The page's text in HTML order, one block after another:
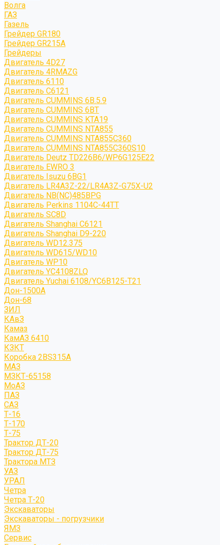
Волга
ГАЗ
Газель
Грейдер GR180
Грейдер GR215A
Грейдеры
Двигатель 4D27
Двигатель 4RMAZG
Двигатель 6110
Двигатель C6121
Двигатель CUMMINS 6B.5.9
Двигатель CUMMINS 6BT
Двигатель CUMMINS KTA19
Двигатель CUMMINS NTA855
Двигатель CUMMINS NTA855C360
Двигатель CUMMINS NTA855C360S10
Двигатель Deutz TD226B6/WP6G125E22
Двигатель EWRO 3
Двигатель Isuzu 6BG1
Двигатель LR4A3Z-22/LR4A3Z-G75X-U2
Двигатель NB(NC)485BPG
Двигатель Perkins 1104C-44TT
Двигатель SC8D
Двигатель Shanghai C6121
Двигатель Shanghai D9-220
Двигатель WD12.375
Двигатель WD615/WD10
Двигатель WP10
Двигатель YC4108ZLQ
Двигатель Yuchai 6108/YC6B125-T21
Дон-1500А
Дон-68
ЗИЛ
КАвЗ
Камаз
КамАЗ 6410
КЗКТ
Коробка 2BS315A
МАЗ
МЗКТ-65158
МоАЗ
ПАЗ
САЗ
Т-16
Т-170
Т-75
Трактор ДТ-20
Трактор ДТ-75
Трактора МТЗ
УАЗ
УРАЛ
Четра
Четра Т-20
Экскаваторы
Экскаваторы - погрузчики
ЯМЗ
Сервис